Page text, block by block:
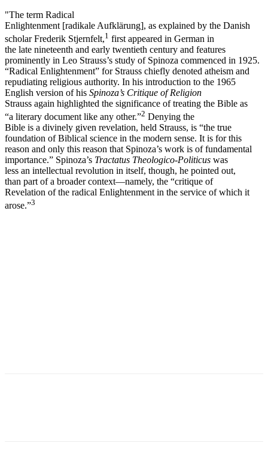
"The term Radical
Enlightenment [radikale Aufklärung], as explained by the Danish
scholar Frederik Stjernfelt,1 first appeared in German in
the late nineteenth and early twentieth century and features
prominently in Leo Strauss’s study of Spinoza commenced in 1925.
“Radical Enlightenment” for Strauss chiefly denoted atheism and
repudiating religious authority. In his introduction to the 1965
English version of his Spinoza’s Critique of Religion
Strauss again highlighted the significance of treating the Bible as
“a literary document like any other.”2 Denying the
Bible is a divinely given revelation, held Strauss, is “the true
foundation of Biblical science in the modern sense. It is for this
reason and only this reason that Spinoza’s work is of fundamental
importance.” Spinoza’s Tractatus Theologico-Politicus was
less an intellectual revolution in itself, though, he pointed out,
than part of a broader context—namely, the “critique of
Revelation of the radical Enlightenment in the service of which it
arose.”3